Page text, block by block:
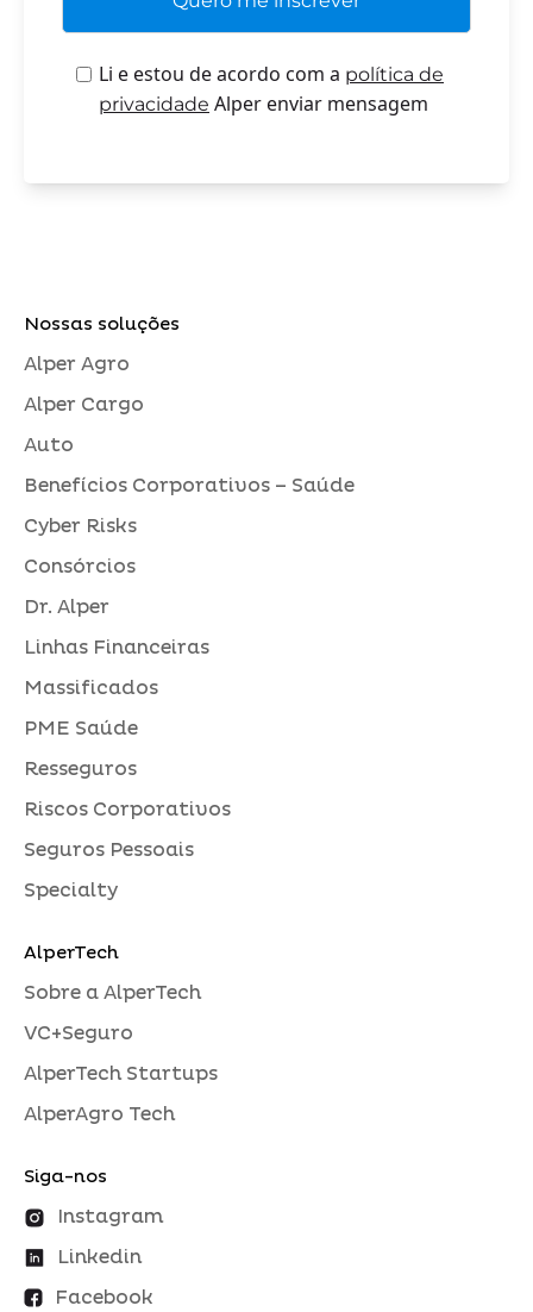
Li e estou de acordo com a política de
privacidade Alper enviar mensagem
Nossas soluções
Alper Agro
Alper Cargo
Auto
Benefícios Corporativos – Saúde
Cyber Risks
Consórcios
Dr. Alper
Linhas Financeiras
Massificados
PME Saúde
Resseguros
Riscos Corporativos
Seguros Pessoais
Specialty
AlperTech
Sobre a AlperTech
VC+Seguro
AlperTech Startups
AlperAgro Tech
Siga-nos
Instagram
Linkedin
Facebook